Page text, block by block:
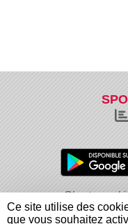
Charte
Informations légales
Ce site utilise des
que vous souhaitez